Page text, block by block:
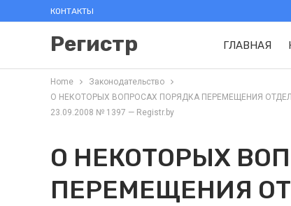
КОНТАКТЫ
Регистр ГЛАВНАЯ
Home
Законодательство
О НЕКОТОРЫХ ВОПРОСАХ ПОРЯДКА ПЕРЕМЕЩЕНИЯ
23.09.2008 № 1397 — Registr.by
О НЕКОТОРЫХ
ПЕРЕМЕЩЕНИЯ